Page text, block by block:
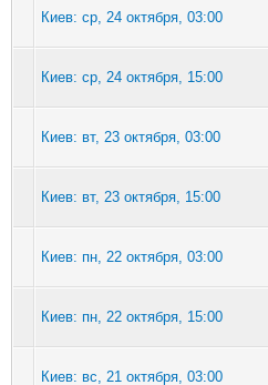
Киев: ср, 24 октября, 03:00
Киев: ср, 24 октября, 15:00
Киев: вт, 23 октября, 03:00
Киев: вт, 23 октября, 15:00
Киев: пн, 22 октября, 03:00
Киев: пн, 22 октября, 15:00
Киев: вс, 21 октября, 03:00